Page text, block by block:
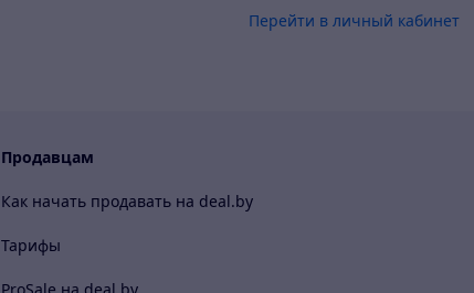
Перейти в личный кабинет
Продавцам
Как начать продавать на deal.by
Тарифы